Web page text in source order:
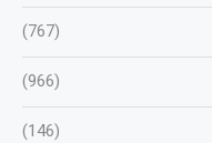
(767)
(966)
(146)